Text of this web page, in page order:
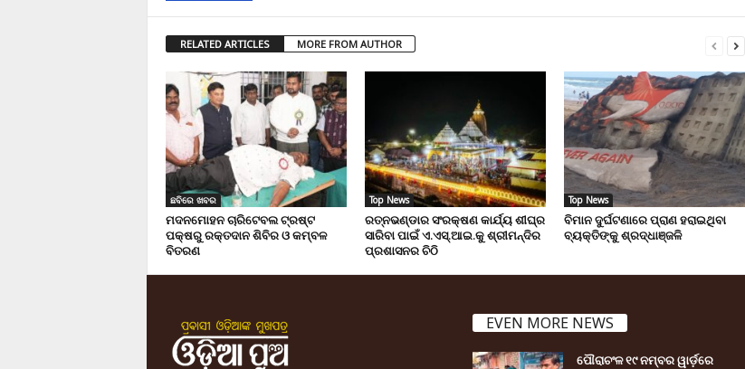
RELATED ARTICLES MORE FROM AUTHOR
ଛବିରେ ଖବର
ମଦନମୋହନ ଚାରିଟେବଲ ଟ୍ରଷ୍ଟ
ପକ୍ଷରୁ ରକ୍ତଦାନ ଶିବିର ଓ କମ୍ବଳ
ବିତରଣ
Top News
ରତ୍ନଭଣ୍ଡାର ସଂରକ୍ଷଣ କାର୍ଯ୍ୟ ଶୀଘ୍ର
ସାରିବା ପାଇଁ ଏ.ଏସ୍.ଆଇ.କୁ ଶ୍ରୀମନ୍ଦିର
ପ୍ରଶାସନର ଚିଠି
Top News
ବିମାନ ଦୁର୍ଘଟଣାରେ ପ୍ରାଣ ହରାଇଥିବା
ବ୍ୟକ୍ତିଙ୍କୁ ଶ୍ରଦ୍ଧାଞ୍ଜଳି
EVEN MORE NEWS
ପୌରାଚଂଳ ୧୯ ନମ୍ବର ୱାର୍ଡ଼ରେ